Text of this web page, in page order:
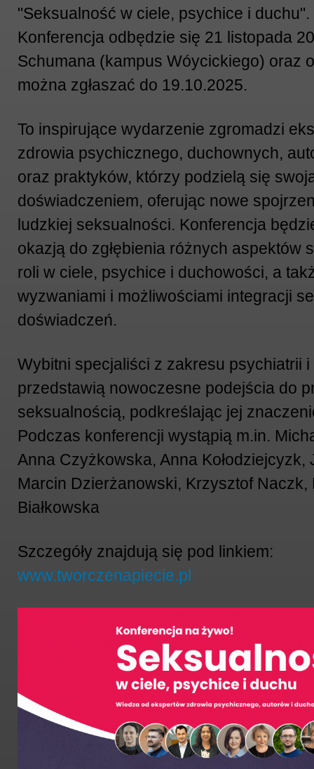
"Seksualność w ciele, psychice i duchu".
Konferencja odbędzie się 21 listopada
Schumana (kampus Wóycickiego) oraz
można zgłaszać do 19.10.2025.
To inspirujące wydarzenie zgromadzi
zdrowia psychicznego, duchownych,
oraz praktyków, którzy podzielą się
doświadczeniem, oferując nowe
ludzkiej seksualności. Konferencja
okazją do zgłębienia różnych aspektów
roli w ciele, psychice i duchowości, a
wyzwaniami i możliwościami integracji
doświadczeń.
Wybitni specjaliści z zakresu psychiatrii
przedstawią nowoczesne podejścia do
seksualnością, podkreślając jej
Podczas konferencji wystąpią m.in.
Anna Czyżkowska, Anna Kołodziejcyzk,
Marcin Dzierżanowski, Krzysztof Naczk,
Białkowska
Szczegóły znajdują się pod linkiem:
www.tworczenapiecie.pl